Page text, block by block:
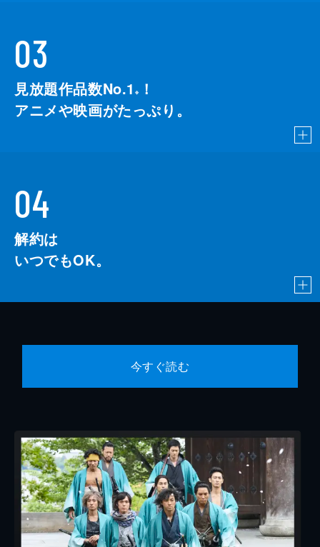
03
見放題作品数No.1 ※
！
アニメや映画がたっぷり。
04
解約は
いつでもOK。
今すぐ読む